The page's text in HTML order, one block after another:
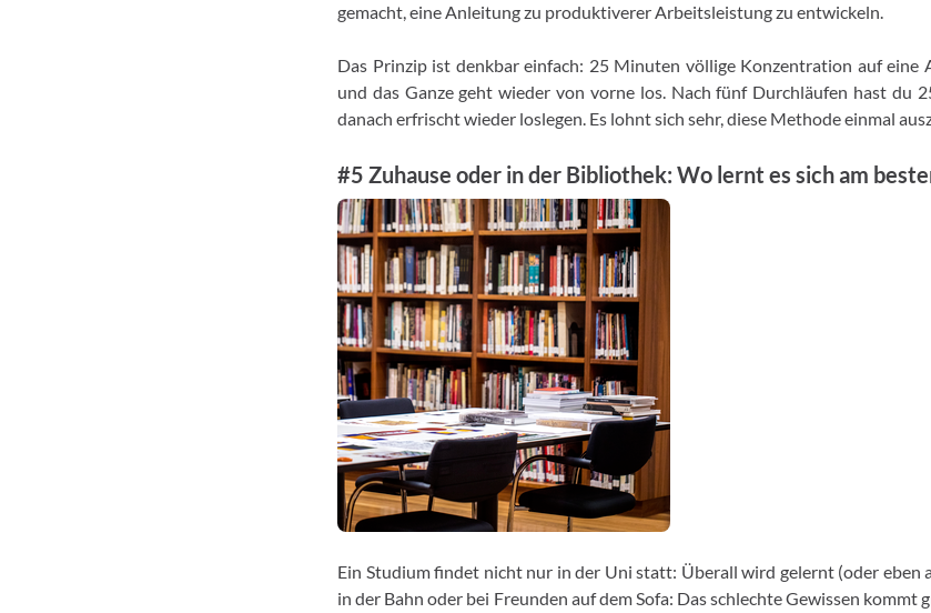
gemacht, eine Anleitung zu produktiverer Arbeitsleistung zu entwickeln.
Das Prinzip ist denkbar einfach: 25 Minuten völlige Konzentration auf eine
und das Ganze geht wieder von vorne los. Nach fünf Durchläufen hast du
danach erfrischt wieder loslegen. Es lohnt sich sehr, diese Methode einmal
#5 Zuhause oder in der Bibliothek: Wo lernt es sich am
Ein Studium findet nicht nur in der Uni statt: Überall wird gelernt (oder eben
in der Bahn oder bei Freunden auf dem Sofa: Das schlechte Gewissen kommt